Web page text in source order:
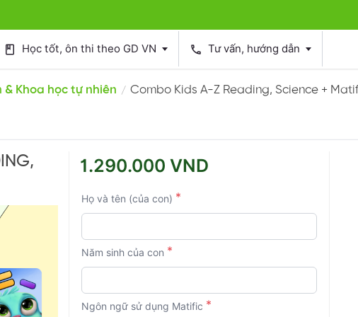
book Học tốt, ôn thi theo GD VN phone Tư vấn, hướng dẫn
& Khoa học tự nhiên / Combo Kids A-Z Reading, Science +
1.290.000 VND
Họ và tên (của con) *
Năm sinh của con *
Ngôn ngữ sử dụng Matific *